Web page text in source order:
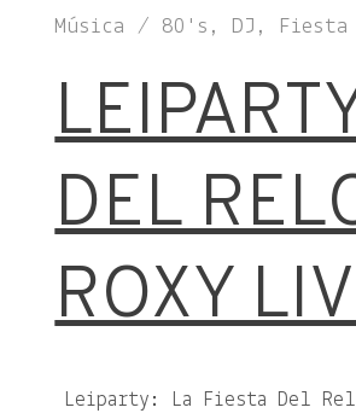
Música / 80's, DJ,
DEL
ROXY
Leiparty: La Fiesta Del